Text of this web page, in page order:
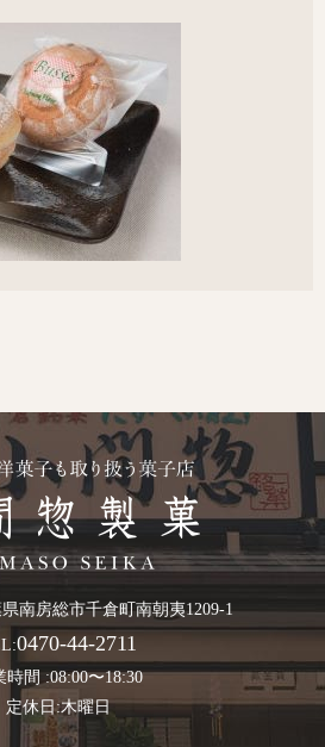
南房総市千倉町南朝夷1209-1
0470-44-2711
時間 :08:00〜18:30
定休日:木曜日